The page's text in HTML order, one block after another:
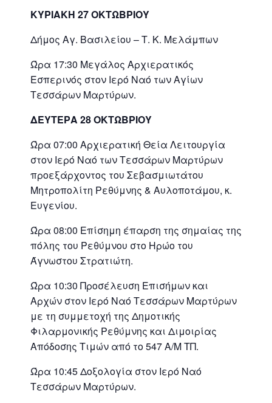
ΚΥΡΙΑΚΗ 27 ΟΚΤΩΒΡΙΟΥ
Δήμος Αγ. Βασιλείου – Τ. Κ. Μελάμπων
Ώρα 17:30 Μεγάλος Αρχιερατικός
Εσπερινός στον Ιερό Ναό των Αγίων
Τεσσάρων Μαρτύρων.
ΔΕΥΤΕΡΑ 28 ΟΚΤΩΒΡΙΟΥ
Ώρα 07:00 Αρχιερατική Θεία Λειτουργία
στον Ιερό Ναό των Τεσσάρων Μαρτύρων
προεξάρχοντος του Σεβασμιωτάτου
Μητροπολίτη Ρεθύμνης & Αυλοποτάμου, κ.
Ευγενίου.
Ώρα 08:00 Επίσημη έπαρση της σημαίας της
πόλης του Ρεθύμνου στο Ηρώο του
Άγνωστου Στρατιώτη.
Ώρα 10:30 Προσέλευση Επισήμων και
Αρχών στον Ιερό Ναό Τεσσάρων Μαρτύρων
με τη συμμετοχή της Δημοτικής
Φιλαρμονικής Ρεθύμνης και Διμοιρίας
Απόδοσης Τιμών από το 547 Α/Μ ΤΠ.
Ώρα 10:45 Δοξολογία στον Ιερό Ναό
Τεσσάρων Μαρτύρων.